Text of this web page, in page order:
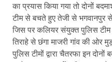
का प्रयास किया गया तो दोनों
टीम से बचते हुए तेजी से भगवानपुर
जिस पर कलियर संयुक्त पुलिस टीम
तिराहे से छंगा माजरी गांव की ओर
पुलिस टीमों द्वारा चैतरफा इन